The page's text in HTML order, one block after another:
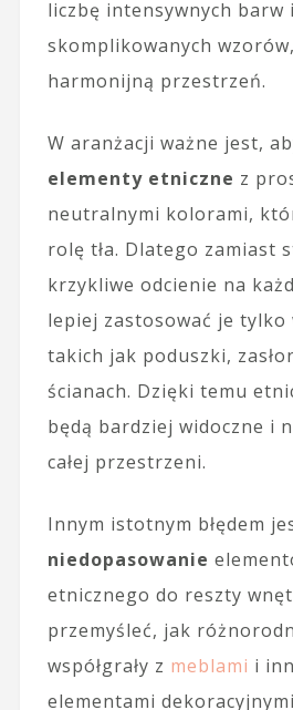
liczbę intensywnych barw i
skomplikowanych
harmonijną przestrzeń.
W aranżacji ważne jest,
elementy etniczne z
neutralnymi kolorami,
rolę tła. Dlatego zamiast
krzykliwe odcienie na
lepiej zastosować je tylko
takich jak poduszki,
ścianach. Dzięki temu
będą bardziej widoczne i
całej przestrzeni.
Innym istotnym błędem
niedopasowanie
etnicznego do reszty
przemyśleć, jak
współgrały z meblami i
elementami